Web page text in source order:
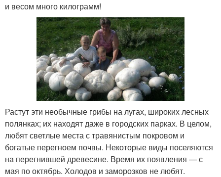
и весом много килограмм!
Растут эти необычные грибы на лугах, широких лесных
полянках; их находят даже в городских парках. В целом,
любят светлые места с травянистым покровом и
богатые перегноем почвы. Некоторые виды поселяются
на перегнившей древесине. Время их появления — с
мая по октябрь. Холодов и заморозков не любят.